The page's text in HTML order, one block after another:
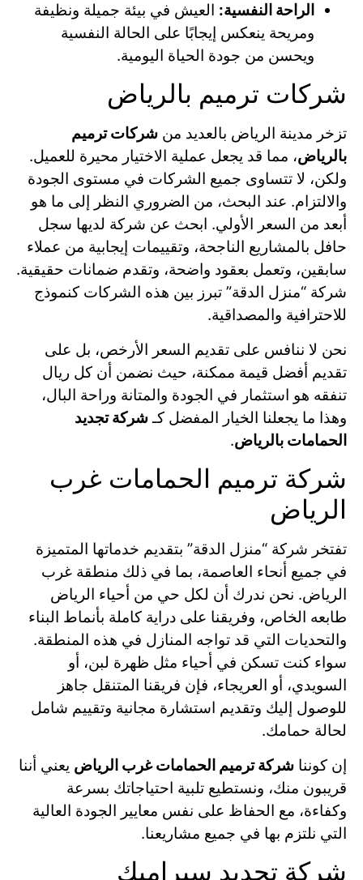
الراحة النفسية: العيش في بيئة جميلة ونظيفة
ومريحة ينعكس إيجابًا على الحالة النفسية
ويحسن من جودة الحياة اليومية.
شركات ترميم بالرياض
تزخر مدينة الرياض بالعديد من شركات ترميم
بالرياض، مما قد يجعل عملية الاختيار محيرة للعميل.
ولكن، لا تتساوى جميع الشركات في مستوى الجودة
والالتزام. عند البحث، من الضروري النظر إلى ما هو
أبعد من السعر الأولي. ابحث عن شركة لديها سجل
حافل بالمشاريع الناجحة، وتقييمات إيجابية من عملاء
سابقين، وتعمل بعقود واضحة، وتقدم ضمانات حقيقية.
شركة “منزل الدقة” تبرز بين هذه الشركات كنموذج
للاحترافية والمصداقية.
نحن لا ننافس على تقديم السعر الأرخص، بل على
تقديم أفضل قيمة ممكنة، حيث نضمن أن كل ريال
تنفقه هو استثمار في الجودة والمتانة وراحة البال،
وهذا ما يجعلنا الخيار المفضل كـشركة تجديد
الحمامات بالرياض.
شركة ترميم الحمامات غرب
الرياض
تفتخر شركة “منزل الدقة” بتقديم خدماتها المتميزة
في جميع أنحاء العاصمة، بما في ذلك منطقة غرب
الرياض. نحن ندرك أن لكل حي من أحياء الرياض
طابعه الخاص، وفريقنا على دراية كاملة بأنماط البناء
والتحديات التي قد تواجه المنازل في هذه المنطقة.
سواء كنت تسكن في أحياء مثل ظهرة لبن، أو
السويدي، أو العريجاء، فإن فريقنا المتنقل جاهز
للوصول إليك وتقديم استشارة مجانية وتقييم شامل
لحالة حمامك.
إن كوننا شركة ترميم الحمامات غرب الرياض يعني أننا
قريبون منك، ونستطيع تلبية احتياجاتك بسرعة
وكفاءة، مع الحفاظ على نفس معايير الجودة العالية
التي نلتزم بها في جميع مشاريعنا.
شركة تجديد سيراميك